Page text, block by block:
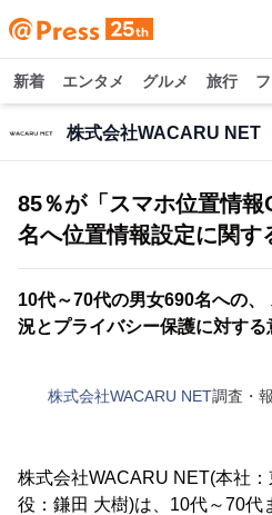
新着 エンタメ グルメ 旅行
株式会社WACARU NET
85％が「スマホ位置情
名へ位置情報設定に関す
10代～70代の男女690名への
況とプライバシー保護に対す
株式会社WACARU NET調査・
株式会社WACARU NET(本社
役：鎌田 大樹)は、10代～70代